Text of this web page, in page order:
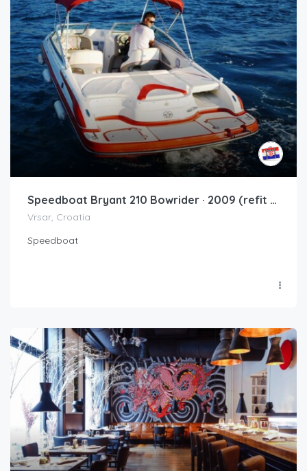
Speedboat Bryant 210 Bowrider · 2009 (refit 2020)
Vrsar, Croatia
Speedboat